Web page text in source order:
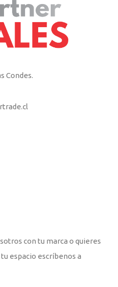
Condes.
con tu marca o quieres
espacio escríbenos a